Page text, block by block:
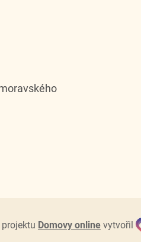
Domovy onlinevytvořil